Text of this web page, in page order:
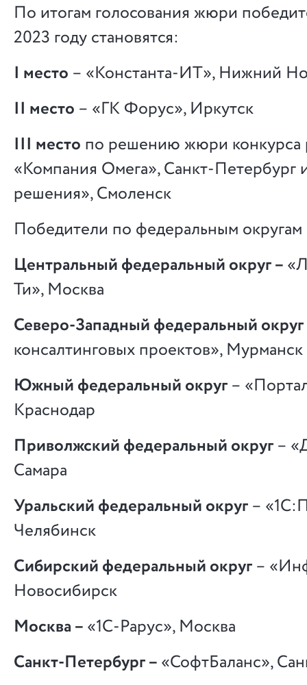
По итогам голосования жюри
2023 году становятся:
I место – «Константа-ИТ», Нижний
II место – «ГК Форус», Иркутск
III место по решению жюри конкурса
«Компания Омега», Санкт-Петербург
решения», Смоленск
Победители по федеральным
Центральный федеральный округ –
Ти», Москва
Северо-Западный федеральный
консалтинговых проектов», Мурманск
Южный федеральный округ–
Краснодар
Приволжский федеральный округ–
Самара
Уральский федеральный округ–
Челябинск
Сибирский федеральный округ–
Новосибирск
Москва –«1С-Рарус», Москва
Санкт-Петербург –«СофтБаланс»,